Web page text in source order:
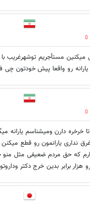
0
میکنین مستأجریم توشهرغریب
یارانه رو واقعا پیش خودتون چی
0
دارن ومیشناسم یارانه
غرق نداری یارانمون رو قطع
که حق مردم ضعیفی مثل منو
هزار برابر بدین خرج دکتر